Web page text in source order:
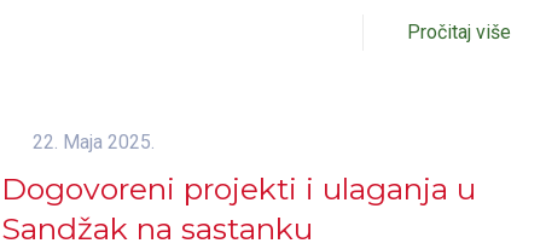
Pročitaj više
22. Maja 2025.
Dogovoreni projekti i ulaganja u
Sandžak na sastanku